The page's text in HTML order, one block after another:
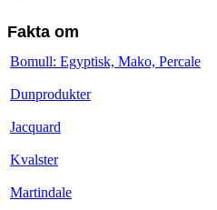
Fakta om
Bomull: Egyptisk, Mako, Percale
Dunprodukter
Jacquard
Kvalster
Martindale